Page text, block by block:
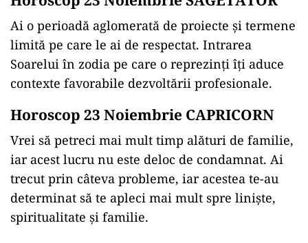
Ai o perioadă aglomerată de proiecte și termene
limită pe care le ai de respectat. Intrarea
Soarelui în zodia pe care o reprezinți îți aduce
contexte favorabile dezvoltării profesionale.
Horoscop 23 Noiembrie CAPRICORN
Vrei să petreci mai mult timp alături de familie,
iar acest lucru nu este deloc de condamnat. Ai
trecut prin câteva probleme, iar acestea te-au
determinat să te apleci mai mult spre liniște,
spiritualitate și familie.